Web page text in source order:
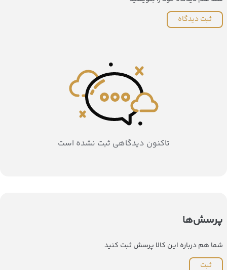
ثبت دیدگاه
تاکنون دیدگاهی ثبت نشده است
پرسش‌ها
شما هم درباره این کالا پرسش ثبت کنید
ثبت